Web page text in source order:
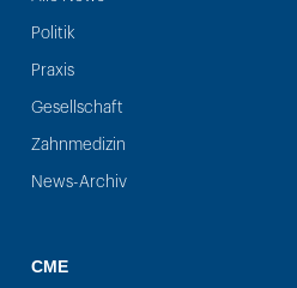
Politik
Praxis
Gesellschaft
Zahnmedizin
News-Archiv
CME